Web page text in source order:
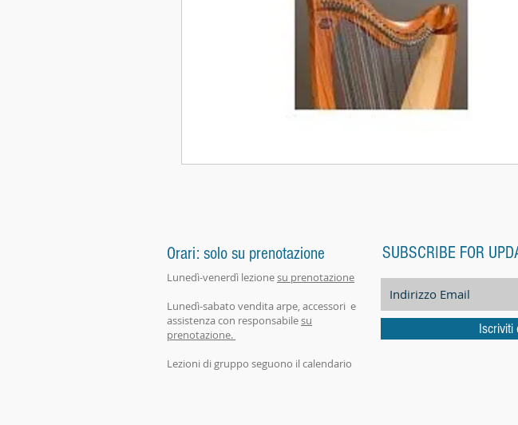
Orari: solo su prenotazione
Lunedì-venerdì lezionesu prenotazione
Lunedì-sabato vendita arpe, accessori e
assistenza con responsabilesu
prenotazione.
Lezioni di gruppo seguono il calendario
SUBSCRIBE FOR
Iscriviti